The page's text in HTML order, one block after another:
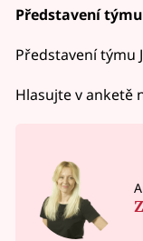
Představení
Představení týmu
Hlasujte v anketě